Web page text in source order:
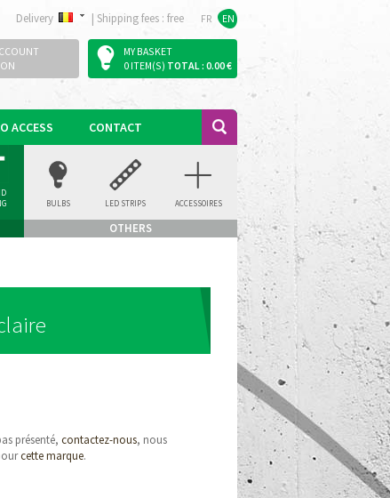
Delivery | Shipping fees : free FR EN
MY BASKET
0 ITEM(S) TOTAL : 0.00 €
ACCESS CONTACT
OTHERS
BULBS LED STRIPS ACCESSOIRES
présenté, contactez-nous, nous
cette marque.